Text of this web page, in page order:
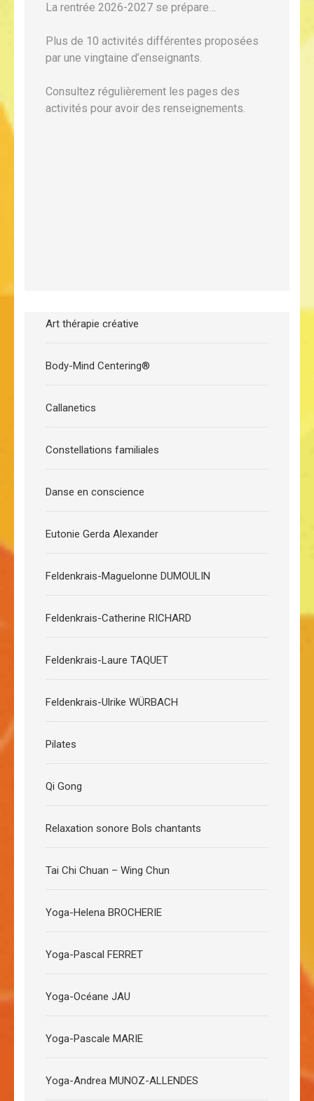
La rentrée 2026-2027 se prépare…
Plus de 10 activités différentes proposées
par une vingtaine d’enseignants.
Consultez régulièrement les pages des
activités pour avoir des renseignements.
Art thérapie créative
Body-Mind Centering®
Callanetics
Constellations familiales
Danse en conscience
Eutonie Gerda Alexander
Feldenkrais-Maguelonne DUMOULIN
Feldenkrais-Catherine RICHARD
Feldenkrais-Laure TAQUET
Feldenkrais-Ulrike WÜRBACH
Pilates
Qi Gong
Relaxation sonore Bols chantants
Tai Chi Chuan – Wing Chun
Yoga-Helena BROCHERIE
Yoga-Pascal FERRET
Yoga-Océane JAU
Yoga-Pascale MARIE
Yoga-Andrea MUNOZ-ALLENDES